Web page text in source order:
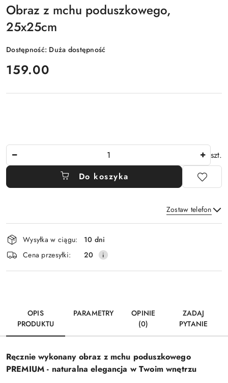
Obraz z mchu poduszkowego,
25x25cm
Dostępność: Duża dostępność
cena:
159.00
szt.
Do koszyka
Zostaw telefon
Wyślij
Dostępność
i
dostawa
Wysyłka w ciągu:
10 dni
Cena przesyłki:
20
OPIS
PRODUKTU
PARAMETRY
OPINIE
(0)
ZADAJ
PYTANIE
Ręcznie wykonany obraz z mchu poduszkowego
PREMIUM - naturalna elegancja w Twoim wnętrzu